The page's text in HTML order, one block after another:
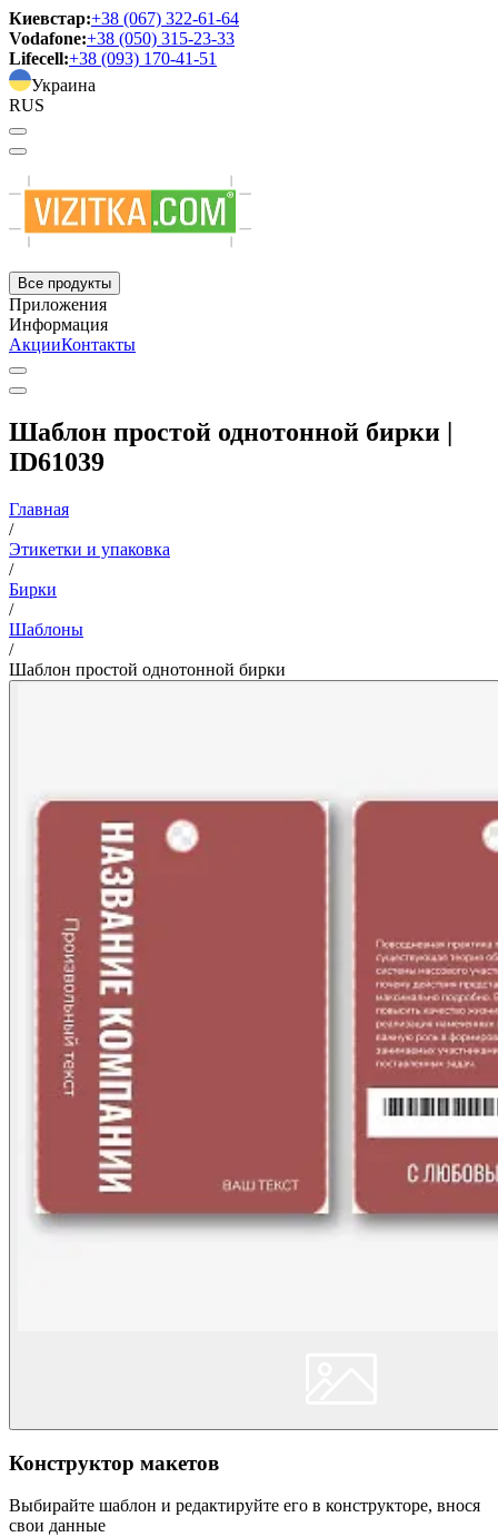
Киевстар:+38 (067) 322-61-64
Vodafone:+38 (050) 315-23-33
Lifecell:+38 (093) 170-41-51
Украина
RUS
Все продукты
Приложения
Информация
АкцииКонтакты
Шаблон простой однотонной бирки |
ID61039
Главная
/
Этикетки и упаковка
/
Бирки
/
Шаблоны
/
Шаблон простой однотонной бирки
Конструктор макетов
Выбирайте шаблон и редактируйте его в конструкторе, внося
свои данные